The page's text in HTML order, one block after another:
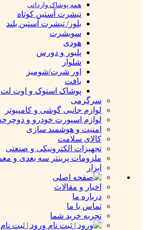
همه پوشاک وارداتی
تیشرت آستین کوتاه
بلوز/ تیشرت آستین بلند
سویشرت
هودی
پلیور و دورس
شلوار
اور شرت/شومیز
بافت
پوشاک استوک و اوت لت
سرگرمی
لوازم جانبی گوشی و کامپیوتر
لوازم اسپورت خودرو و
امنیت و هوشمند سازی
کالای سلامت
تجهیزات الکترونیکی و صنعتی
ملزومات پرینتر سه بعدی و
ابزار
اخبار و مقالات
درباره ما
تماس با ما
تجربه خرید شما
ورود | ثبت نام